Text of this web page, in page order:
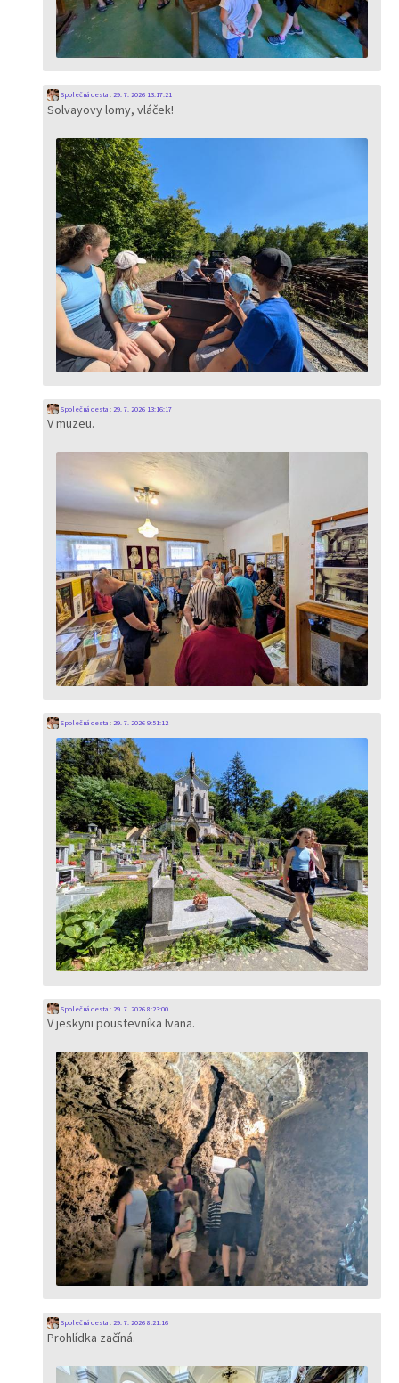
Společná cesta: 29. 7. 2026 13:17:21
Solvayovy lomy, vláček!
Společná cesta: 29. 7. 2026 13:16:17
V muzeu.
Společná cesta: 29. 7. 2026 9:51:12
Společná cesta: 29. 7. 2026 8:23:00
V jeskyni poustevníka Ivana.
Společná cesta: 29. 7. 2026 8:21:16
Prohlídka začíná.